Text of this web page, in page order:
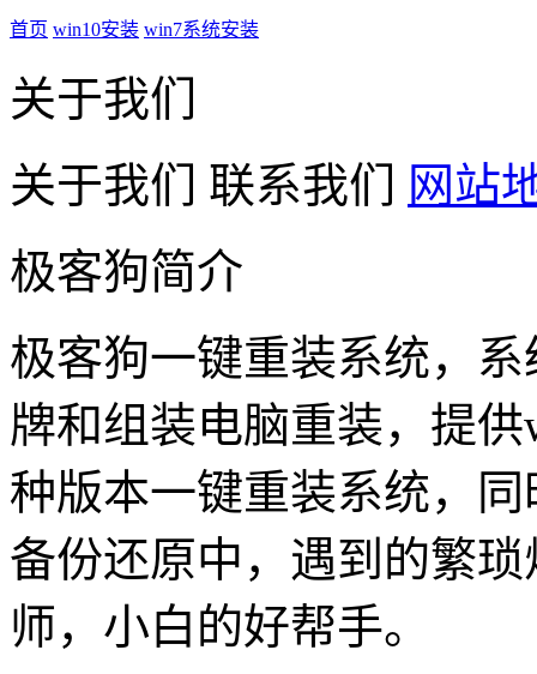
首页 win10安装 win7系统安装
关于我们
关于我们
联系我们
网站
极客狗简介
极客狗一键重装系统，
牌和组装电脑重装，提
种版本一键重装系统，
备份还原中，遇到的繁
师，小白的好帮手。